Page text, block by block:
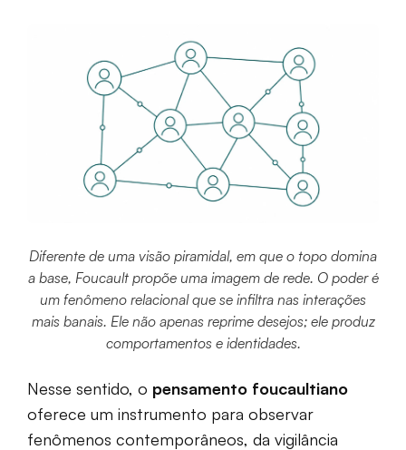
Diferente de uma visão piramidal, em que o topo domina
a base, Foucault propõe uma imagem de rede. O poder é
um fenômeno relacional que se infiltra nas interações
mais banais. Ele não apenas reprime desejos; ele produz
comportamentos e identidades.
Nesse sentido, o pensamento foucaultiano
oferece um instrumento para observar
fenômenos contemporâneos, da vigilância